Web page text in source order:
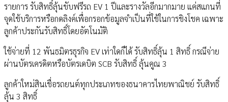
รายการ รับสิทธิ์ลุ้นขับฟรีรถ EV 1 ปีและรางวัลอีกมากมาย แค่สแกนที่
จุดใช้บริการหรือกดลิงค์เพื่อกรอกข้อมูลจำเป็นที่ใช้ในการชิงโชค เฉพาะ
ลูกค้าประกันรับสิทธิ์โดยอัตโนมัติ
ใช้จ่ายที่ 12 พันธมิตรธุรกิจ EV เท่าใดก็ได้ รับสิทธิ์ลุ้น 1 สิทธิ์ กรณีจ่าย
ผ่านบัตรเครดิตหรือบัตรเดบิต SCB รับสิทธิ์ ลุ้นคูณ 3
ลูกค้าใหม่สินเชื่อรถยนต์ทุกประเภทของธนาคารไทยพาณิชย์ รับสิทธิ์
ลุ้น 3 สิทธิ์